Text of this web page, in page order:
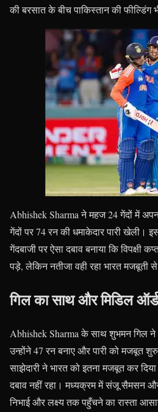
की बरसात के बीच पाकिस्तान की फील्डिंग
Abhishek Sharma ने महज 24 गेंदों में
गेंदों पर 74 रन की धमाकेदार पारी खेली।
गेंदबाजी पर ऐसा दबाव बनाया कि विपक्षी
पड़े, लेकिन नतीजा वही रहा भारत मजबूती
गिल का साथ और मिडिल
Abhishek Sharma के साथ शुभमन गिल ने
उन्होंने 47 रन बनाए और पारी को मजबूत
साझेदारी ने भारत को इतना मजबूत कर
दबाव नहीं रहा। मध्यक्रम में संजू सैमसन और
निभाई और लक्ष्य तक पहुँचने का रास्ता